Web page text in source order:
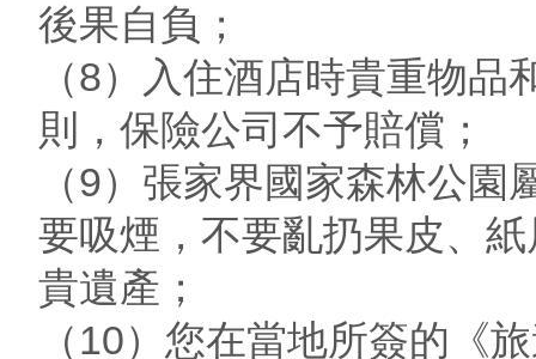
後果自負；
（8）入住酒店時貴重物
則，保險公司不予賠償；
（9）張家界國家森林公
要吸煙，不要亂扔果皮、
貴遺產；
（10）您在當地所簽的《